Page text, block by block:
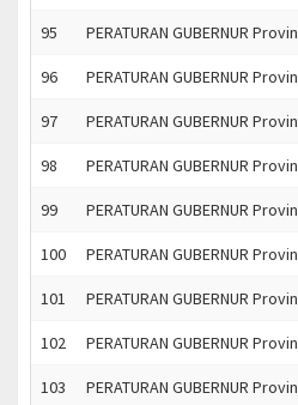
95 PERATURAN GUBERNUR
96 PERATURAN GUBERNUR
97 PERATURAN GUBERNUR
98 PERATURAN GUBERNUR
99 PERATURAN GUBERNUR
100 PERATURAN GUBERNUR
101 PERATURAN GUBERNUR
102 PERATURAN GUBERNUR
103 PERATURAN GUBERNUR